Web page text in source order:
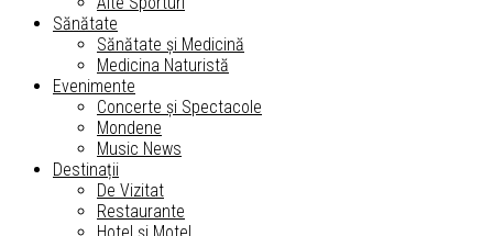
Sănătate
Sănătate și Medicină
Medicina Naturistă
Evenimente
Concerte și Spectacole
Mondene
Music News
Destinații
De Vizitat
Restaurante